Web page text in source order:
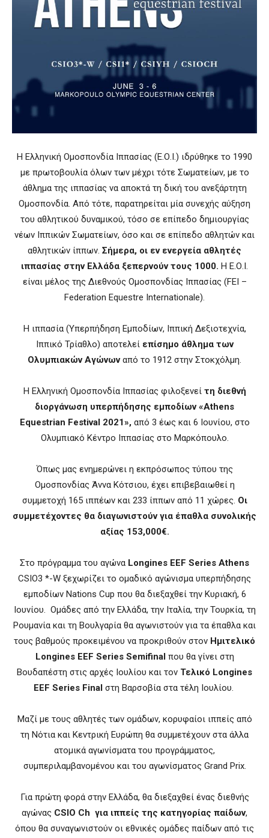
Η Ελληνική Ομοσπονδία Ιππασίας (Ε.Ο.Ι.) ιδρύθηκε το 1990
με πρωτοβουλία όλων των μέχρι τότε Σωματείων, με το
άθλημα της ιππασίας να αποκτά τη δική του ανεξάρτητη
Ομοσπονδία. Από τότε, παρατηρείται μία συνεχής αύξηση
του αθλητικού δυναμικού, τόσο σε επίπεδο δημιουργίας
νέων Ιππικών Σωματείων, όσο και σε επίπεδο αθλητών και
αθλητικών ίππων. Σήμερα, οι εν ενεργεία αθλητές
ιππασίας στην Ελλάδα ξεπερνούν τους 1000. Η Ε.Ο.Ι.
είναι μέλος της Διεθνούς Ομοσπονδίας Ιππασίας (FEI –
Federation Equestre Internationale).
Η ιππασία (Υπερπήδηση Εμποδίων, Ιππική Δεξιοτεχνία,
Ιππικό Τρίαθλο) αποτελεί επίσημο άθλημα των
Ολυμπιακών Αγώνωναπό το 1912 στην Στοκχόλμη.
Η Ελληνική Ομοσπονδία Ιππασίας φιλοξενεί τη διεθνή
διοργάνωση υπερπήδησης εμποδίων «Athens
Equestrian Festival 2021»,από 3 έως και 6 Ιουνίου, στο
Ολυμπιακό Κέντρο Ιππασίας στο Μαρκόπουλο.
Όπως μας ενημερώνει η εκπρόσωπος τύπου της
Ομοσπονδίας Άννα Κότσιου, έχει επιβεβαιωθεί η
συμμετοχή 165 ιππέων και 233 ίππων από 11 χώρες. Οι
συμμετέχοντες θα διαγωνιστούν για έπαθλα συνολικής
αξίας 153,000€.
Στο πρόγραμμα του αγώνα Longines EEF Series Athens
CSIO3 *-W ξεχωρίζει το ομαδικό αγώνισμα υπερπήδησης
εμποδίων Nations Cup που θα διεξαχθεί την Κυριακή, 6
Ιουνίου. Ομάδες από την Ελλάδα, την Ιταλία, την Τουρκία, τη
Ρουμανία και τη Βουλγαρία θα αγωνιστούν για τα έπαθλα και
τους βαθμούς προκειμένου να προκριθούν στον Ημιτελικό
Longines EEF Series Semifinalπου θα γίνει στη
Βουδαπέστη στις αρχές Ιουλίου και τον Τελικό Longines
EEF Series Final στη Βαρσοβία στα τέλη Ιουλίου.
Μαζί με τους αθλητές των ομάδων, κορυφαίοι ιππείς από
τη Νότια και Κεντρική Ευρώπη θα συμμετέχουν στα άλλα
ατομικά αγωνίσματα του προγράμματος,
συμπεριλαμβανομένου και του αγωνίσματος Grand Prix.
Για πρώτη φορά στην Ελλάδα, θα διεξαχθεί ένας διεθνής
αγώνας CSIO Ch για ιππείς της κατηγορίας παίδων,
όπου θα συναγωνιστούν οι εθνικές ομάδες παίδων από τις